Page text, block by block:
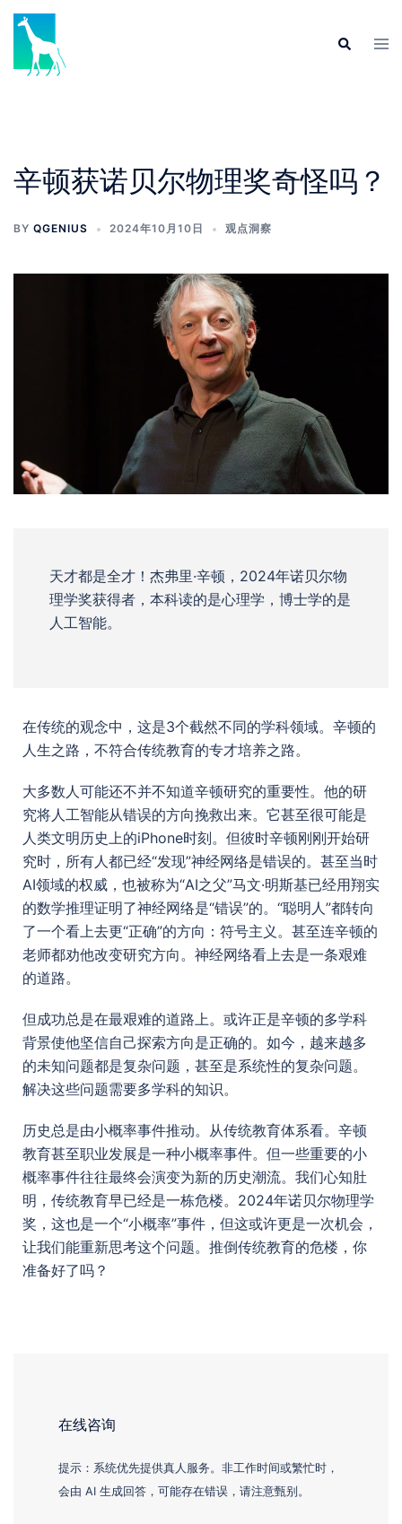
辛顿获诺贝尔物理奖奇怪吗？
BY QGENIUS 2024年10月10日 观点洞察
天才都是全才！杰弗里·辛顿，2024年诺贝尔物
理学奖获得者，本科读的是心理学，博士学的是
人工智能。
在传统的观念中，这是3个截然不同的学科领域。辛顿的
人生之路，不符合传统教育的专才培养之路。
大多数人可能还不并不知道辛顿研究的重要性。他的研
究将人工智能从错误的方向挽救出来。它甚至很可能是
人类文明历史上的iPhone时刻。但彼时辛顿刚刚开始研
究时，所有人都已经“发现”神经网络是错误的。甚至当时
AI领域的权威，也被称为“AI之父”马文·明斯基已经用翔实
的数学推理证明了神经网络是“错误”的。“聪明人”都转向
了一个看上去更“正确”的方向：符号主义。甚至连辛顿的
老师都劝他改变研究方向。神经网络看上去是一条艰难
的道路。
但成功总是在最艰难的道路上。或许正是辛顿的多学科
背景使他坚信自己探索方向是正确的。如今，越来越多
的未知问题都是复杂问题，甚至是系统性的复杂问题。
解决这些问题需要多学科的知识。
历史总是由小概率事件推动。从传统教育体系看。辛顿
教育甚至职业发展是一种小概率事件。但一些重要的小
概率事件往往最终会演变为新的历史潮流。我们心知肚
明，传统教育早已经是一栋危楼。2024年诺贝尔物理学
奖，这也是一个“小概率”事件，但这或许更是一次机会，
让我们能重新思考这个问题。推倒传统教育的危楼，你
准备好了吗？
在线咨询
提示：系统优先提供真人服务。非工作时间或繁忙时，
会由 AI 生成回答，可能存在错误，请注意甄别。